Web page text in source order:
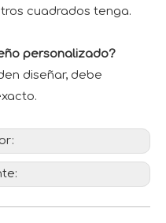
cuadrados tenga.
personalizado?
diseñar, debe